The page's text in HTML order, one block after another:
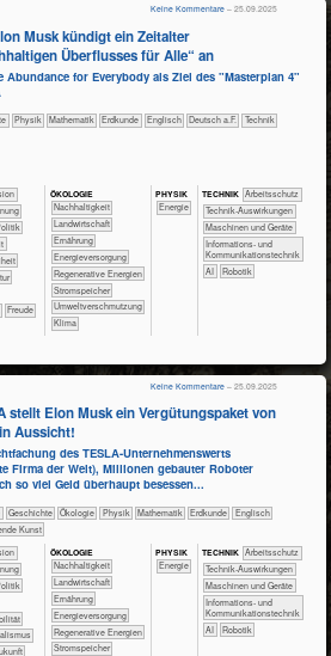
Musk kündigt ein Zeitalter
Überflusses für Alle“ an
Abundance for Everybody als Ziel des "Masterplan 4"
​​​​​​​Physik ​​​​​​Mathematik ​​​​​Erdkunde ​​​​Englisch ​​​Deutsch a.F.
​Technik
Freude
ÖKO​LOGIE
​​​​​​​​​​​​​​​Nachhaltigkeit
​​​​​Landwirtschaft
​​​​Ernährung
​​​Energieversorgung
​​​Regenerative Energien
​​​Stromspeicher
​​Umweltverschmutzung
Klima
PHY​SIK
​​Energie
TECH​NIK ​​​​​​Arbeitsschutz
​​​​​​Technik-Auswirkungen
​​​​Maschinen und Geräte
​​​Informations- und
Kommunikationstechnik
​​AI
Robotik
Keine Kommentare – 25.09.2025
stellt Elon Musk ein Vergütungspaket von
Aussicht!
des TESLA-Unternehmenswerts
Firma der Welt), Millionen gebauter Roboter
so viel Geld überhaupt besessen...
​​​​​​​​Geschichte ​​​​​​​​Ökologie ​​​​​​​Physik ​​​​​​Mathematik ​​​​​Erdkunde
​​​​Englisch
Kunst
ÖKO​LOGIE
​​​​​​​​​​​​​​​Nachhaltigkeit
​​​​​Landwirtschaft
​​​​Ernährung
​​​Energieversorgung
​​​Regenerative Energien
​​​Stromspeicher
PHY​SIK
​​Energie
TECH​NIK ​​​​​​Arbeitsschutz
​​​​​​Technik-Auswirkungen
​​​​Maschinen und Geräte
​​​Informations- und
Kommunikationstechnik
​​AI
Robotik
Keine Kommentare – 25.09.2025